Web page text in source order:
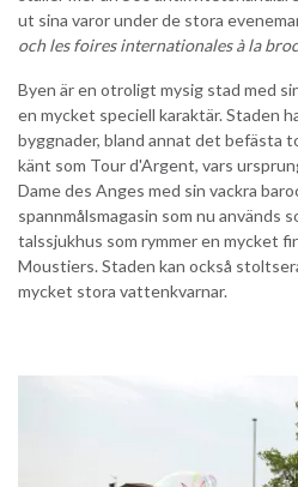
ut sina varor under de stora
och les foires internationales à la
Byen är en otroligt mysig stad med
en mycket speciell karaktär. Staden
byggnader, bland annat det befästa
känt som Tour d'Argent, vars
Dame des Anges med sin vackra
spannmålsmagasin som nu används
talssjukhus som rymmer en mycket
Moustiers. Staden kan också
mycket stora vattenkvarnar.